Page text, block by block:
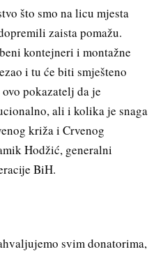
što smo na licu mjesta
zaista pomažu.
kontejneri i montažne
i tu će biti smješteno
pokazatelj da je
ali i kolika je snaga
križa i Crvenog
Hodžić, generalni
BiH.
svim donatorima,